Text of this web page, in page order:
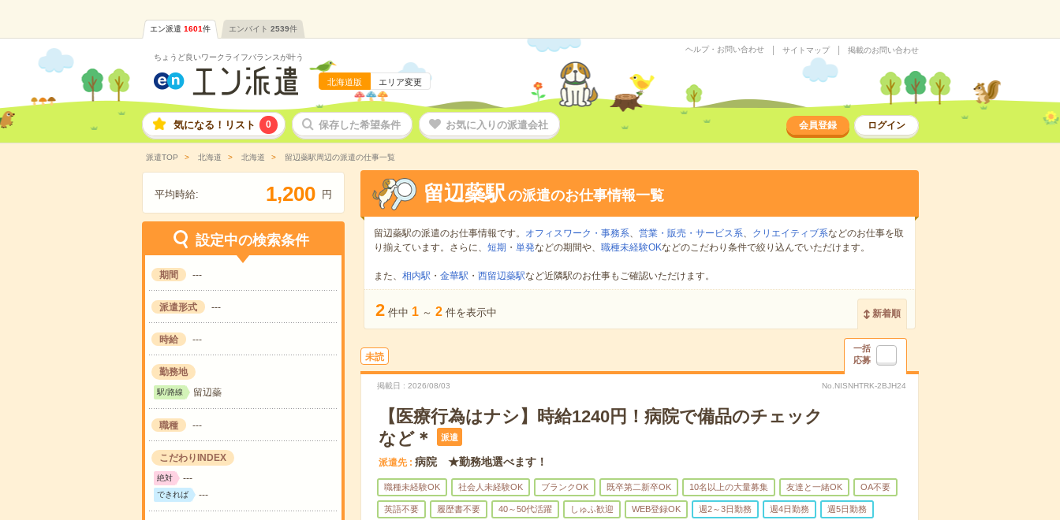
エン派遣 1601件 エンバイト 2539件
ちょうど良いワークライフバランスが叶う
北海道版 エリア変更
ヘルプ・お問い合わせ サイトマップ 掲載のお問い合わせ
気になる！リスト 0 保存した希望条件 お気に入りの派遣会社 会員登録 ログイン
派遣TOP 北海道 北海道 留辺蘂駅周辺の派遣の仕事一覧
平均時給: 1,200 円
設定中の検索条件
期間 ---
派遣形式 ---
時給 ---
勤務地
駅/路線 留辺蘂
職種 ---
こだわりINDEX
絶対 ---
できれば ---
留辺蘂駅の派遣のお仕事情報一覧
留辺蘂駅の派遣のお仕事情報です。 オフィスワーク・事務系、 営業・販売・サービス系、 クリエイティブ系などのお仕事を取
り揃えています。さらに、 短期 ・ 単発などの期間や、 職種未経験OKなどのこだわり条件で絞り込んでいただけます。
また、 相内駅 ・ 金華駅 ・ 西留辺蘂駅など近隣駅のお仕事もご確認いただけます。
2 件中 1 ～ 2 件を表示中 新着順
未読
一括
応募
掲載日 2026/08/03 No.NISNHTRK-2BJH24
【医療行為はナシ】時給1240円！病院で備品のチェック
など＊
派遣
派遣先 病院 ★勤務地選べます！
職種未経験OK 社会人未経験OK ブランクOK 既卒第二新卒OK 10名以上の大量募集 友達と一緒OK OA不要
英語不要 履歴書不要 40～50代活躍 しゅふ歓迎 WEB登録OK 週2～3日勤務 週4日勤務 週5日勤務